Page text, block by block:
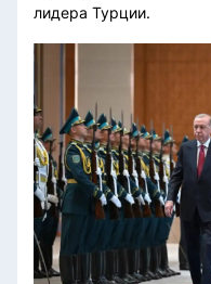
лидера Турции.